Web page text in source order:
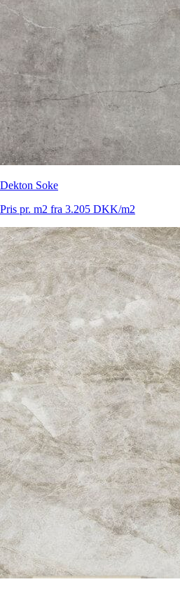
Dekton Soke
Pris pr. m2 fra 3.205 DKK/m2